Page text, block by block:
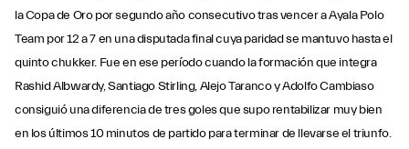
la Copa de Oro por segundo año consecutivo tras vencer a Ayala Polo
Team por 12 a 7 en una disputada final cuya paridad se mantuvo hasta el
quinto chukker. Fue en ese período cuando la formación que integra
Rashid Albwardy, Santiago Stirling, Alejo Taranco y Adolfo Cambiaso
consiguió una diferencia de tres goles que supo rentabilizar muy bien
en los últimos 10 minutos de partido para terminar de llevarse el triunfo.